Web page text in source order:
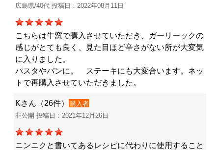
広島県/40代 投稿日：2022年08月11日
こちらは牛窓で購入させていただき、ガーリーックの
感じがとても良く、見た目ほど辛さがない所が大変気
に入りました。
パスタやパンに。 ステーキにも大変合います。ネッ
トで再購入させていただきました。
Kさん（26件）
購入者
非公開 投稿日：2021年12月26日
ニンニクと書いてあるレシピに代わりに使用すること